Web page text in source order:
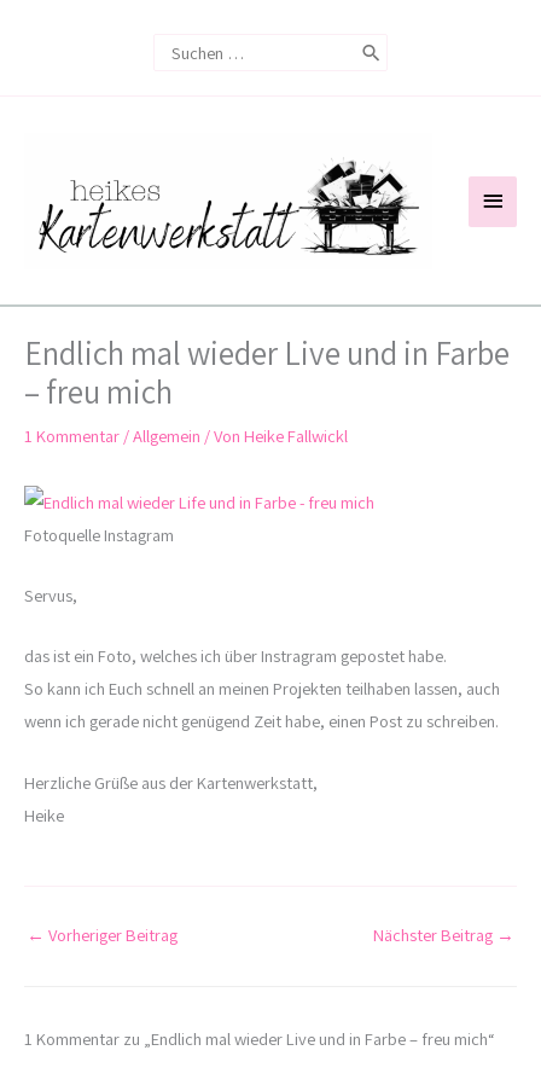
Search
Endlich mal wieder Live und in Farbe
– freu mich
1 Kommentar /Allgemein / Von Heike Fallwickl
Fotoquelle Instagram
Servus,
das ist ein Foto, welches ich über Instragram gepostet habe.
So kann ich Euch schnell an meinen Projekten teilhaben lassen, auch
wenn ich gerade nicht genügend Zeit habe, einen Post zu schreiben.
Herzliche Grüße aus der Kartenwerkstatt,
Heike
← Vorheriger Beitrag Nächster Beitrag →
1 Kommentar zu „Endlich mal wieder Live und in Farbe – freu mich“